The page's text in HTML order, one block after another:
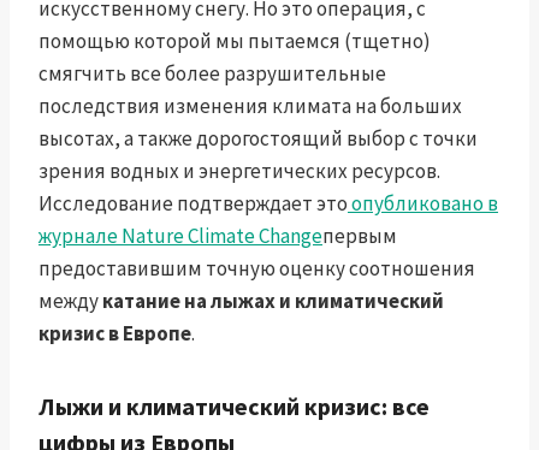
искусственному снегу. Но это операция, с
помощью которой мы пытаемся (тщетно)
смягчить все более разрушительные
последствия изменения климата на больших
высотах, а также дорогостоящий выбор с точки
зрения водных и энергетических ресурсов.
Исследование подтверждает этоопубликовано в
журнале Nature Climate Changeпервым
предоставившим точную оценку соотношения
междукатание на лыжах и климатический
кризис в Европе.
Лыжи и климатический кризис: все
цифры из Европы